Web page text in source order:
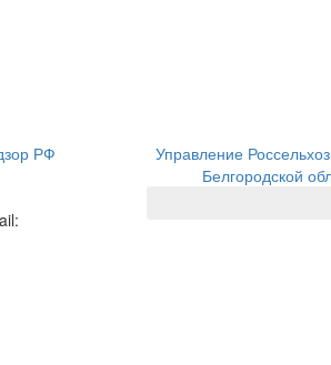
РФ
Управление
Белгородской